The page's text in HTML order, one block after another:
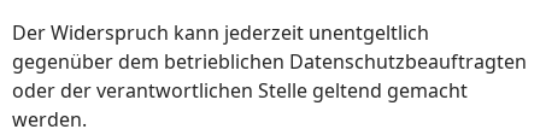
Der Widerspruch kann jederzeit unentgeltlich
gegenüber dem betrieblichen Datenschutzbeauftragten
oder der verantwortlichen Stelle geltend gemacht
werden.